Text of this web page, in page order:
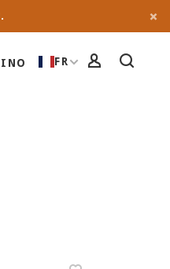
FR